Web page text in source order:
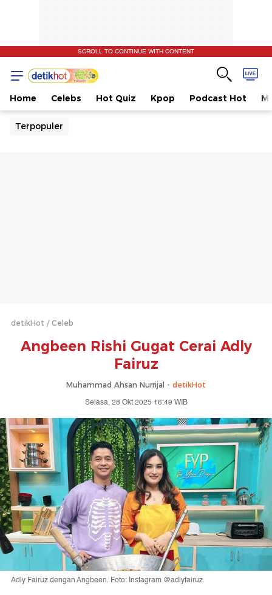
SCROLL TO CONTINUE WITH CONTENT
Home Celebs Hot Quiz Kpop Podcast Hot
Terpopuler
detikHot Celeb
Angbeen Rishi Gugat Cerai Adly
Fairuz
Muhammad Ahsan Nurrijal - detikHot
Selasa, 28 Okt 2025 16:49 WIB
Adly Fairuz dengan Angbeen. Foto: Instagram @adlyfairuz